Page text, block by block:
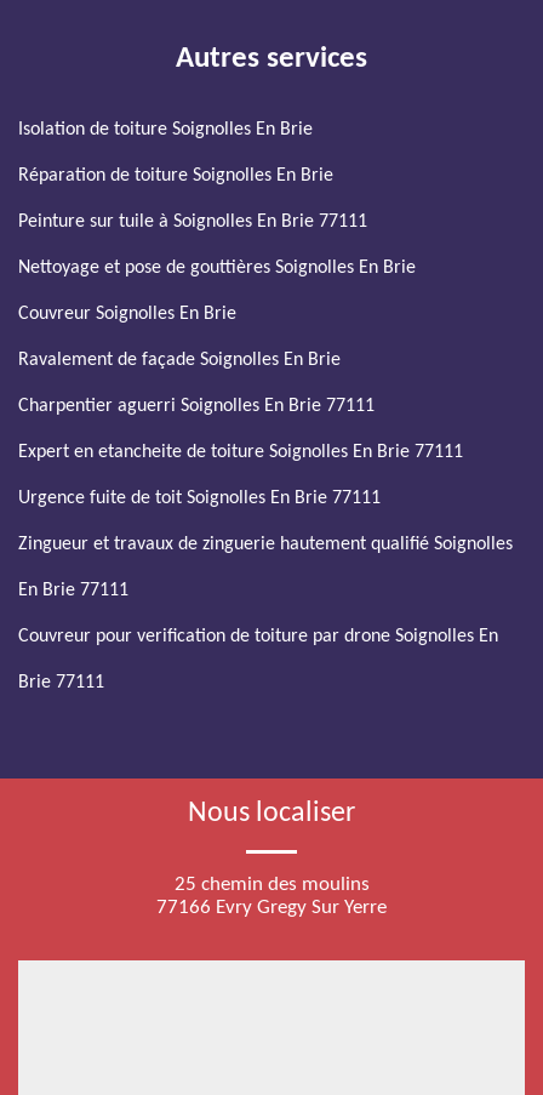
Autres services
Isolation de toiture Soignolles En Brie
Réparation de toiture Soignolles En Brie
Peinture sur tuile à Soignolles En Brie 77111
Nettoyage et pose de gouttières Soignolles En Brie
Couvreur Soignolles En Brie
Ravalement de façade Soignolles En Brie
Charpentier aguerri Soignolles En Brie 77111
Expert en etancheite de toiture Soignolles En Brie 77111
Urgence fuite de toit Soignolles En Brie 77111
Zingueur et travaux de zinguerie hautement qualifié Soignolles
En Brie 77111
Couvreur pour verification de toiture par drone Soignolles En
Brie 77111
Nous localiser
25 chemin des moulins
77166 Evry Gregy Sur Yerre